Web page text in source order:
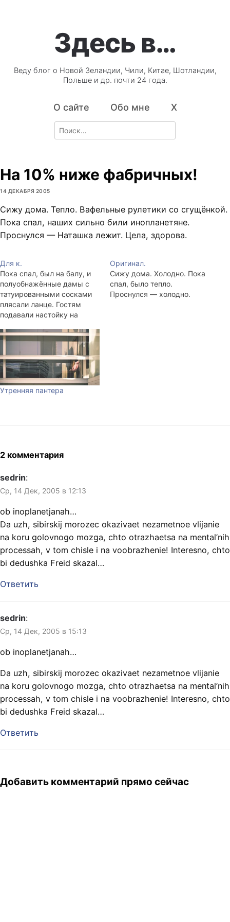
Здесь в…
Веду блог о Новой Зеландии, Чили, Китае, Шотландии,
Польше и др. почти 24 года.
О сайте Обо мне X
Search
for:
На 10% ниже фабричных!
14 ДЕКАБРЯ 2005
Сижу дома. Тепло. Вафельные рулетики со сгущёнкой.
Пока спал, наших сильно били инопланетяне.
Проснулся — Наташка лежит. Цела, здорова.
Для к.
Пока спал, был на балу, и
полуобнажённые дамы с
татуированными сосками
плясали ланце. Гостям
подавали настойку на
вкуснейшую кабачковую
икру на кусочках чёрного
хлеба. Я понимаю, что у
многих скоро обед, но не
вру ни капельки — там, во
сне лето пришло вместе с
утром, столы и…
Оригинал.
Сижу дома. Холодно. Пока
спал, было тепло.
Проснулся — холодно.
Утренняя пантера
2 комментария
sedrin:
Ср, 14 Дек, 2005 в 12:13
ob inoplanetjanah…
Da uzh, sibirskij morozec okazivaet nezametnoe vlijanie
na koru golovnogo mozga, chto otrazhaetsa na mental’nih
processah, v tom chisle i na voobrazhenie! Interesno, chto
bi dedushka Freid skazal…
Ответить
sedrin:
Ср, 14 Дек, 2005 в 15:13
ob inoplanetjanah…
Da uzh, sibirskij morozec okazivaet nezametnoe vlijanie
na koru golovnogo mozga, chto otrazhaetsa na mental’nih
processah, v tom chisle i na voobrazhenie! Interesno, chto
bi dedushka Freid skazal…
Ответить
Добавить комментарий прямо сейчас